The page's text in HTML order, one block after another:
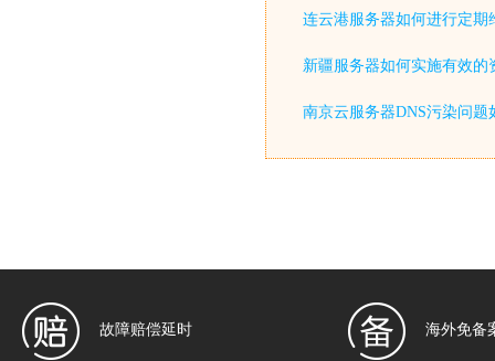
连云港服务器如何进行定期
新疆服务器如何实施有效的
南京云服务器DNS污染问题
故障赔偿延时 海外免备